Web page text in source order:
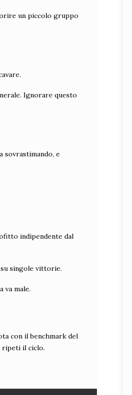
un piccolo gruppo
Ignorare questo
sovrastimando, e
indipendente dal
singole vittorie.
va male.
con il benchmark del
ripeti il ciclo.